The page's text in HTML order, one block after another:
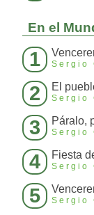
En el
1 Sergio
2 El
Sergio
3 Páralo,
Sergio
4 Fiesta
Sergio
5 Sergio